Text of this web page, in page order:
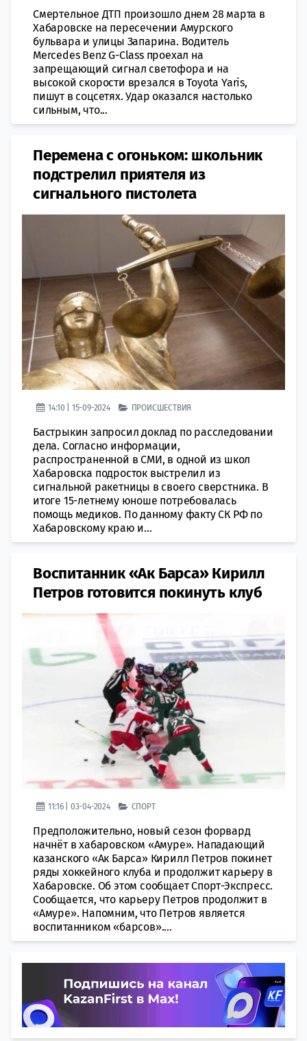
Смертельное ДТП произошло днем 28 марта в
Хабаровске на пересечении Амурского
бульвара и улицы Запарина. Водитель
Mercedes Benz G-Class проехал на
запрещающий сигнал светофора и на
высокой скорости врезался в Toyota Yaris,
пишут в соцсетях. Удар оказался настолько
сильным, что...
Перемена с огоньком: школьник
подстрелил приятеля из
сигнального пистолета
14:10 | 15-09-2024 ПРОИСШЕСТВИЯ
Бастрыкин запросил доклад по расследовании
дела. Согласно информации,
распространенной в СМИ, в одной из школ
Хабаровска подросток выстрелил из
сигнальной ракетницы в своего сверстника. В
итоге 15-летнему юноше потребовалась
помощь медиков. По данному факту СК РФ по
Хабаровскому краю и...
Воспитанник «Ак Барса» Кирилл
Петров готовится покинуть клуб
11:16 | 03-04-2024 СПОРТ
Предположительно, новый сезон форвард
начнёт в хабаровском «Амуре». Нападающий
казанского «Ак Барса» Кирилл Петров покинет
ряды хоккейного клуба и продолжит карьеру в
Хабаровске. Об этом сообщает Спорт-Экспресс.
Сообщается, что карьеру Петров продолжит в
«Амуре». Напомним, что Петров является
воспитанником «барсов»....